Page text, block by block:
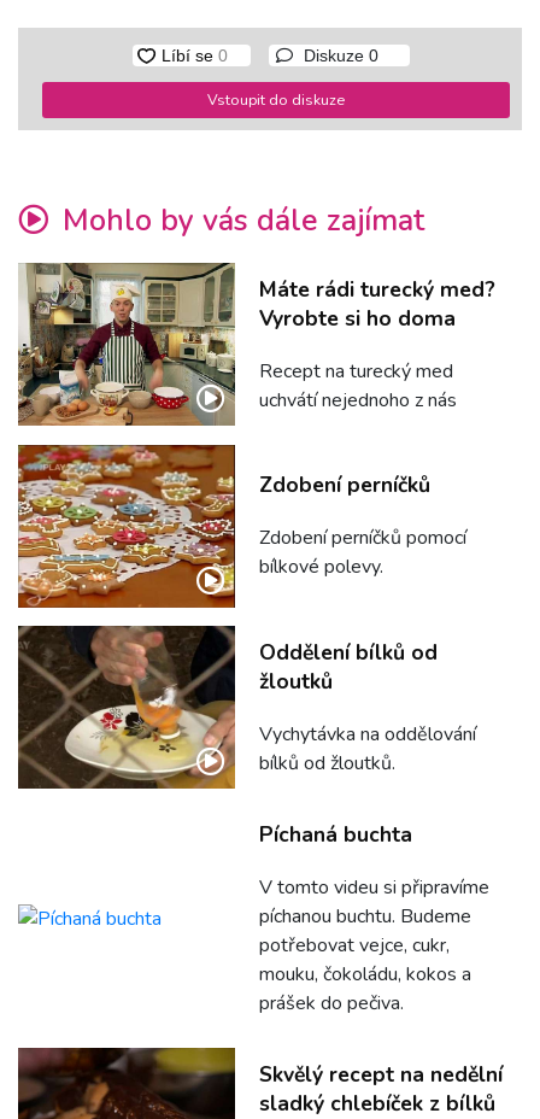
Diskuze 0
Vstoupit do diskuze
Mohlo by vás dále zajímat
Máte rádi turecký med?
Vyrobte si ho doma
Recept na turecký med
uchvátí nejednoho z nás
Zdobení perníčků
Zdobení perníčků pomocí
bílkové polevy.
Oddělení bílků od
žloutků
Vychytávka na oddělování
bílků od žloutků.
Píchaná buchta
V tomto videu si připravíme
píchanou buchtu. Budeme
potřebovat vejce, cukr,
mouku, čokoládu, kokos a
prášek do pečiva.
Skvělý recept na nedělní
sladký chlebíček z bílků